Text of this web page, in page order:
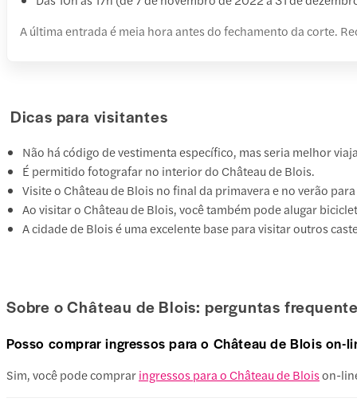
A última entrada é meia hora antes do fechamento da corte.
Dicas para visitantes
Não há código de vestimenta específico, mas seria melhor
É permitido fotografar no interior do Château de Blois.
Visite o Château de Blois no final da primavera e no verão
Ao visitar o Château de Blois, você também pode alugar
A cidade de Blois é uma excelente base para visitar outros
Sobre o Château de Blois: perguntas
Posso comprar ingressos para o Château de Blois on-
Sim, você pode compraringressos para o Château de Bloison-